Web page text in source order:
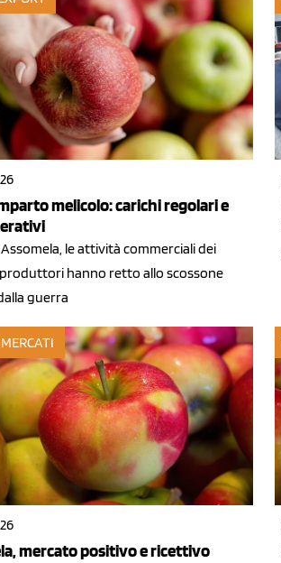
melicolo: carichi regolari e
le attività commerciali dei
hanno retto allo scossone
guerra
mercato positivo e ricettivo